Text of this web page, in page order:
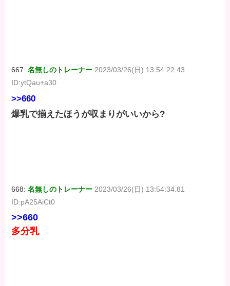
667:名無しのトレーナー 2023/03/26(日) 13:54:22.43
ID:ytQau+a30
>>660
爆乳で揃えたほうが収まりがいいから?
668:名無しのトレーナー 2023/03/26(日) 13:54:34.81
ID:pA25AiCt0
>>660
多分乳